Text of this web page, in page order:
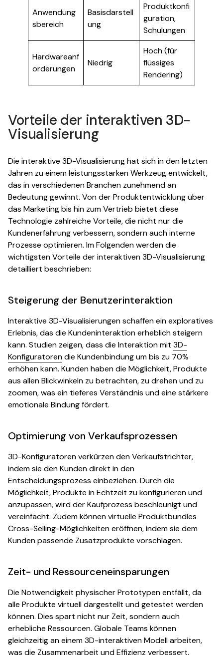
Anwendung
sbereich
Basisdarstell
ung
Produktkonfi
guration,
Schulungen
Hardwareanf
orderungen
Niedrig
Hoch (für
flüssiges
Rendering)
Vorteile der interaktiven 3D-
Visualisierung
Die interaktive 3D-Visualisierung hat sich in den letzten
Jahren zu einem leistungsstarken Werkzeug entwickelt,
das in verschiedenen Branchen zunehmend an
Bedeutung gewinnt. Von der Produktentwicklung über
das Marketing bis hin zum Vertrieb bietet diese
Technologie zahlreiche Vorteile, die nicht nur die
Kundenerfahrung verbessern, sondern auch interne
Prozesse optimieren. Im Folgenden werden die
wichtigsten Vorteile der interaktiven 3D-Visualisierung
detailliert beschrieben:
Steigerung der Benutzerinteraktion
Interaktive 3D-Visualisierungen schaffen ein exploratives
Erlebnis, das die Kundeninteraktion erheblich steigern
kann. Studien zeigen, dass die Interaktion mit 3D-
Konfiguratorendie Kundenbindung um bis zu 70%
erhöhen kann. Kunden haben die Möglichkeit, Produkte
aus allen Blickwinkeln zu betrachten, zu drehen und zu
zoomen, was ein tieferes Verständnis und eine stärkere
emotionale Bindung fördert.
Optimierung von Verkaufsprozessen
3D-Konfiguratoren verkürzen den Verkaufstrichter,
indem sie den Kunden direkt in den
Entscheidungsprozess einbeziehen. Durch die
Möglichkeit, Produkte in Echtzeit zu konfigurieren und
anzupassen, wird der Kaufprozess beschleunigt und
vereinfacht. Zudem können virtuelle Produktbundles
Cross-Selling-Möglichkeiten eröffnen, indem sie dem
Kunden passende Zusatzprodukte vorschlagen.
Zeit- und Ressourceneinsparungen
Die Notwendigkeit physischer Prototypen entfällt, da
alle Produkte virtuell dargestellt und getestet werden
können. Dies spart nicht nur Zeit, sondern auch
erhebliche Ressourcen. Globale Teams können
gleichzeitig an einem 3D-interaktiven Modell arbeiten,
was die Zusammenarbeit und Effizienz verbessert.